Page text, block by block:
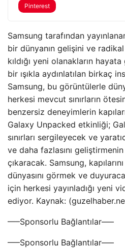
Pinterest
Samsung tarafından
bir dünyanın gelişini ve
kıldığı yeni olanakların
bir ışıkla aydınlatılan birkaç
Samsung, bu görüntülerle
herkesi mevcut sınırların
benzersiz deneyimlerin
Galaxy Unpacked etkinliği;
sınırları sergileyecek ve
ve daha fazlasını
çıkaracak. Samsung,
dünyasını görmek ve
için herkesi yayınladığı yeni
ediyor. Kaynak:
—–Sponsorlu Bağlantılar—–
—–Sponsorlu Bağlantılar—–